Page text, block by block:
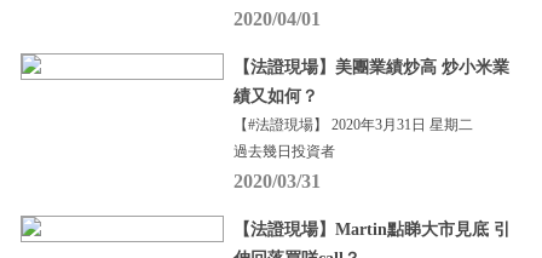
2020/04/01
【法證現場】美團業績炒高 炒小米業
績又如何？
【#法證現場】 2020年3月31日 星期二
過去幾日投資者
2020/03/31
【法證現場】Martin點睇大市見底 引